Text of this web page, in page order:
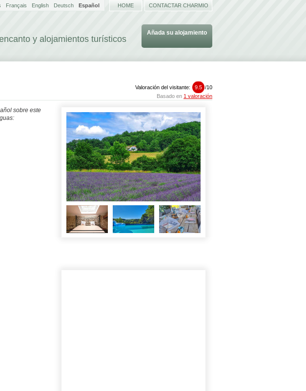
y alojamientos turísticos
Añada su alojamiento
Français English Deutsch Español HOME CONTACTAR CHARMIO
Valoración del visitante: 9.5 /10
Basado en 1 valoración
sobre este